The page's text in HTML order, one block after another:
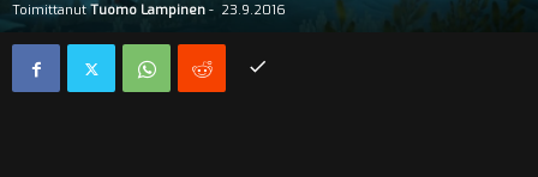
Toimittanut Tuomo Lampinen - 23.9.2016